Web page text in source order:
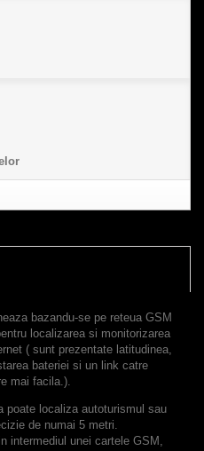
bazandu-se pe reteua GSM
localizarea si monitorizarea
( sunt prezentate latitudinea,
bateriei si un link catre
mai facila.).
poate localiza autoturismul sau
de numai 5 metri.
intermediul unei cartele GSM,